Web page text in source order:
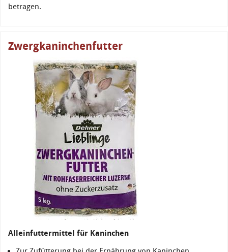
betragen.
Zwergkaninchenfutter
Alleinfuttermittel für Kaninchen